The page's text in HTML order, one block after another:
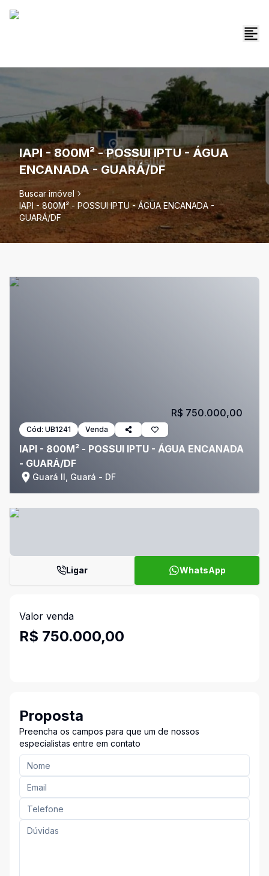
IAPI - 800M² - POSSUI IPTU - ÁGUA
ENCANADA - GUARÁ/DF
Buscar imóvel
IAPI - 800M² - POSSUI IPTU - ÁGUA ENCANADA -
GUARÁ/DF
Cód: UB1241 Venda
IAPI - 800M² - POSSUI IPTU - ÁGUA ENCANADA
- GUARÁ/DF
Guará II, Guará - DF
R$ 750.000,00
Ligar WhatsApp
Valor venda
R$ 750.000,00
Proposta
Preencha os campos para que um de nossos
especialistas entre em contato